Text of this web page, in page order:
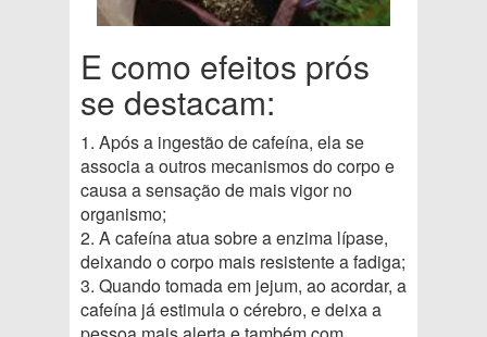
E como efeitos prós
se destacam:
1. Após a ingestão de cafeína, ela se
associa a outros mecanismos do corpo e
causa a sensação de mais vigor no
organismo;
2. A cafeína atua sobre a enzima lípase,
deixando o corpo mais resistente a fadiga;
3. Quando tomada em jejum, ao acordar, a
cafeína já estimula o cérebro, e deixa a